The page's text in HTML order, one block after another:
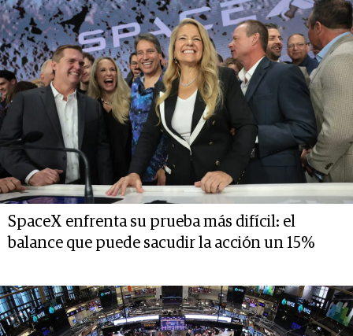
SpaceX enfrenta su prueba más difícil: el
balance que puede sacudir la acción un 15%